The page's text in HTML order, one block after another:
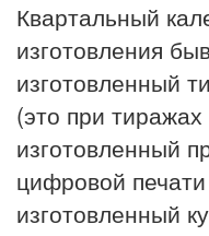
Квартальный
изготовления
изготовленный
(это при тиражах
изготовленный
цифровой
изготовленный